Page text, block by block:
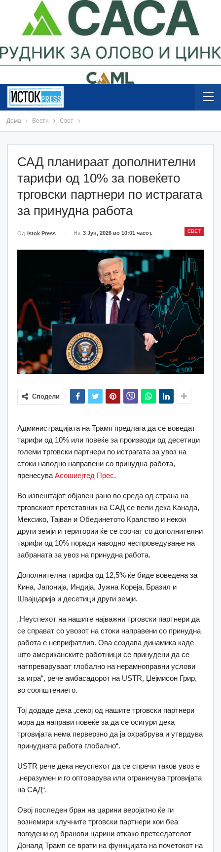
Дома Вести Свет
САД планираат дополнителни
тарифи од 10% за повеќето
трговски партнери по истрагата
за принудна работа
СВЕТ
Од Istok Press На 3 Јун, 2026 во 10:01 часот.
Сподели
Администрацијата на Трамп предлага да се воведат
тарифи од 10% или повеќе за производи од десетици
големи трговски партнери по истрагата за увоз на
стоки наводно направени со принудна работа,
пренесува Асошиејтед Прес.
Во извештајот објавен рано во среда од страна на
трговскиот претставник на САД се вели дека Канада,
Мексико, Тајван и Обединетото Кралство и некои
други земји и територии ќе се соочат со дополнителни
тарифи од 10% поради наводно неспроведување на
забраната за увоз на принудна работа.
Дополнителна тарифа од 12,5% ќе биде воведена за
Кина, Јапонија, Индија, Јужна Кореја, Бразил и
Швајцарија и десетици други земји.
„Неуспехот на нашите најважни трговски партнери да
се справат со увозот на стоки направени со принудна
работа е неприфатлив. Ова создава динамика каде
што американските работници се принудени да се
натпреваруваат глобално на нерамноправни услови
за игра“, рече амбасадорот на USTR, Џејмисон Грир,
во соопштението.
Тој додаде дека „секој од нашите трговски партнери
мора да направи повеќе за да се осигури дека
трговијата нема перверзно да ја охрабрува и утврдува
принудната работа глобално“.
USTR рече дека неуспехот да се спречи таков увоз е
„неразумен и го оптоварува или ограничува трговијата
на САД“.
Овој последен бран на царини веројатно ќе ги
вознемири клучните трговски партнери кои беа
погодени од бранови царини откако претседателот
Доналд Трамп се врати на функцијата на почетокот на